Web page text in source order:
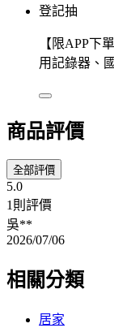
登記抽
【限APP下
用記錄器、
商品評價
全部評價
5.0
1則評價
吳**
2026/07/06
相關分類
居家